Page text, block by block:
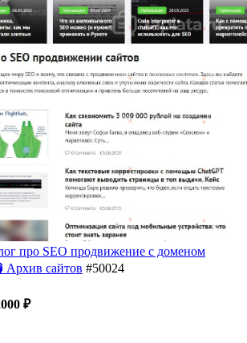
про SEO продвижение с доменом
сайтов #50024
₽